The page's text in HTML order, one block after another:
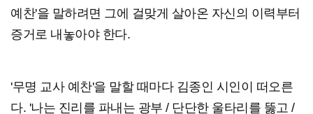
예찬'을 말하려면 그에 걸맞게 살아온 자신의 이력부터
증거로 내놓아야 한다.
'무명 교사 예찬'을 말할 때마다 김종인 시인이 떠오른
다. '나는 진리를 파내는 광부 / 단단한 울타리를 뚫고 /